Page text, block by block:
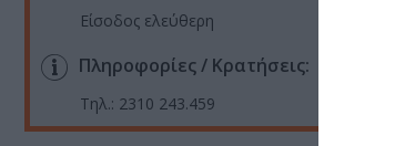
Είσοδος ελεύθερη
Πληροφορίες / Κρατήσεις:
Τηλ.: 2310 243.459